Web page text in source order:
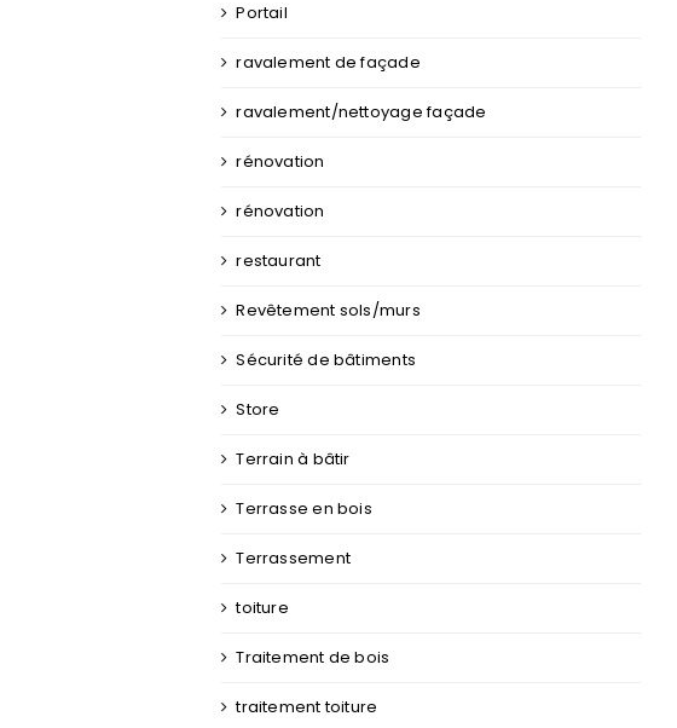
Portail
ravalement de façade
ravalement/nettoyage façade
rénovation
rénovation
restaurant
Revêtement sols/murs
Sécurité de bâtiments
Store
Terrain à bâtir
Terrasse en bois
Terrassement
toiture
Traitement de bois
traitement toiture